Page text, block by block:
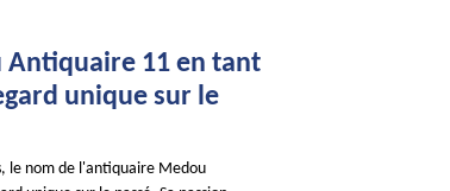
Antiquaire 11 en tant
unique sur le
le nom de l'antiquaire Medou